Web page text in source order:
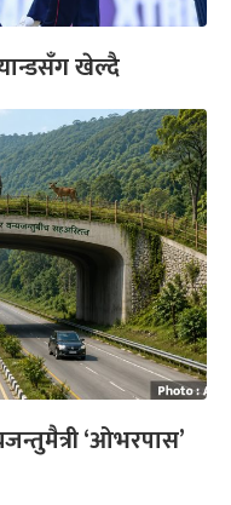
खेल्दै
‘ओभरपास’